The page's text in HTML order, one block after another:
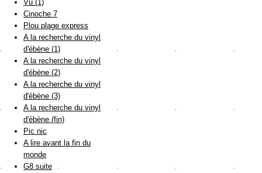
Vu (1)
Cinoche 7
Plou plage express
A la recherche du vinyl
d'ébène (1)
A la recherche du vinyl
d'ébène (2)
A la recherche du vinyl
d'ébène (3)
A la recherche du vinyl
d'ébène (fin)
Pic nic
A lire avant la fin du
monde
G8 suite